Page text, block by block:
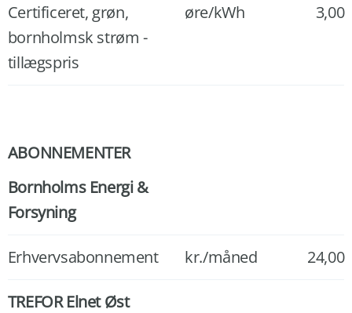
Certificeret, grøn,
bornholmsk strøm -
tillægspris
øre/kWh 3,00
ABONNEMENTER
Bornholms Energi &
Forsyning
Erhvervsabonnement kr./måned 24,00
TREFOR Elnet Øst